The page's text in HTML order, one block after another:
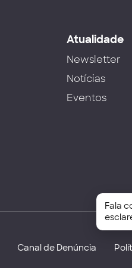
Atualidade
Newsletter
Notícias
Eventos
Canal de Denúncia
Fala